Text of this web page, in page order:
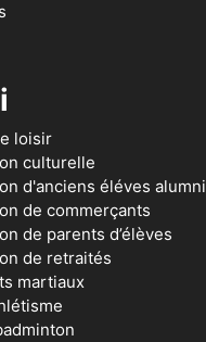
loisir
culturelle
d'anciens éléves alumni
de commerçants
de parents d’élèves
de retraités
martiaux